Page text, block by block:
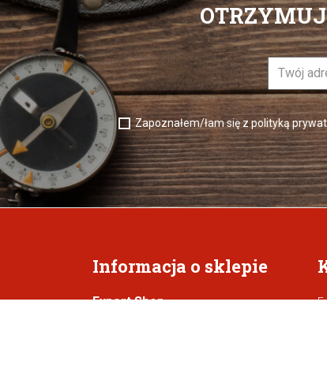
Zapoznałem/łam się z polityką
Informacja o sklepie
Expert Shop